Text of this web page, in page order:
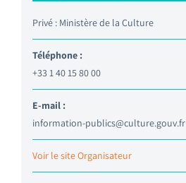
Privé : Ministère de la Culture
Téléphone :
+33 1 40 15 80 00
E-mail :
information-publics@culture.gouv.fr
Voir le site Organisateur